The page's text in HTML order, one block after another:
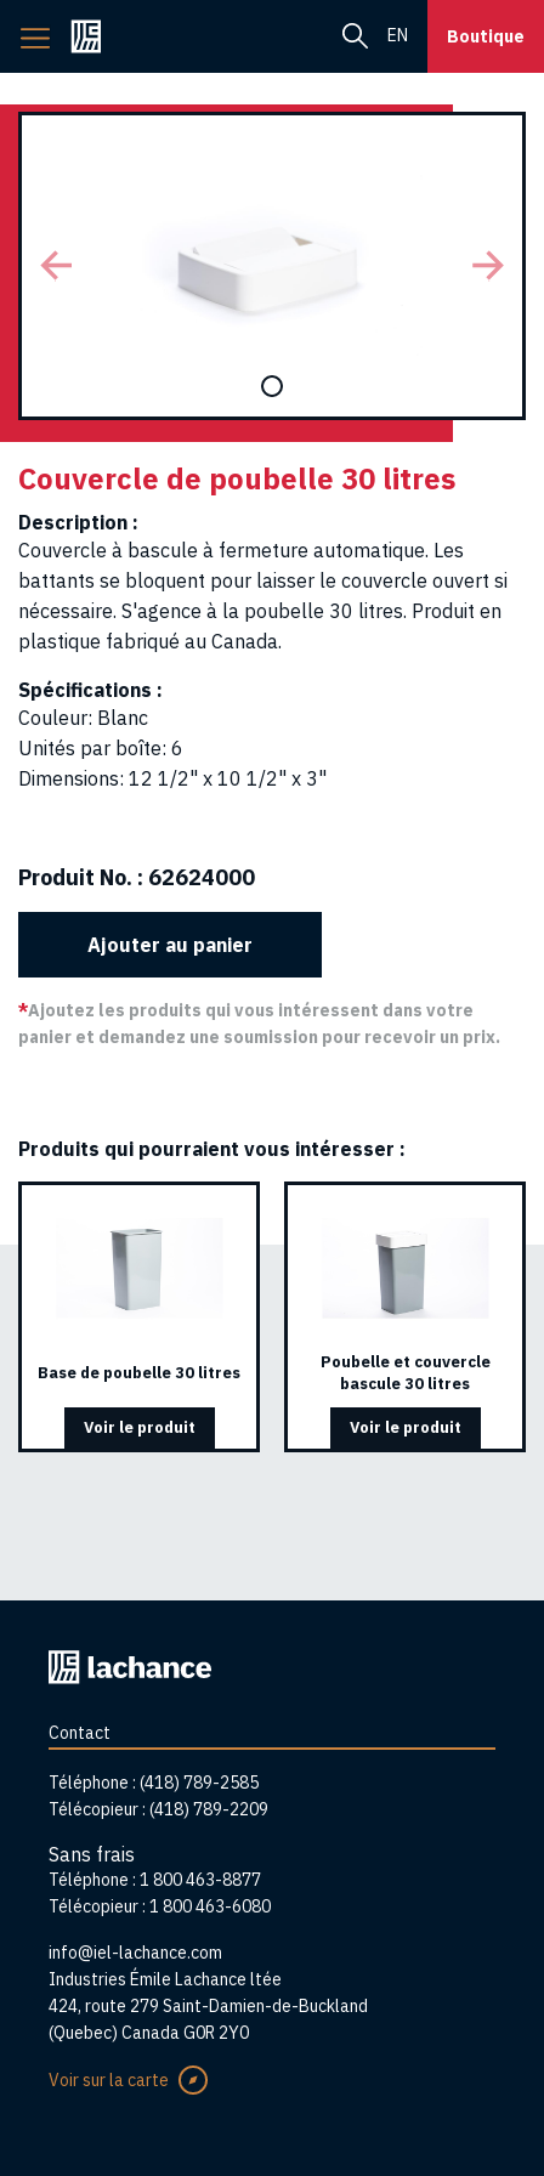
Retourner
à
EN Boutique
Couvercle de poubelle 30 litres
Description :
Couvercle à bascule à fermeture automatique. Les
battants se bloquent pour laisser le couvercle ouvert si
nécessaire. S'agence à la poubelle 30 litres. Produit en
plastique fabriqué au Canada.
Spécifications :
Couleur: Blanc
Unités par boîte: 6
Dimensions: 12 1/2" x 10 1/2" x 3"
Produit No. : 62624000
Ajouter au panier
*Ajoutez les produits qui vous intéressent dans votre
panier et demandez une soumission pour recevoir un prix.
Produits qui pourraient vous intéresser :
Base de poubelle 30 litres
Voir le produit
Poubelle et couvercle
bascule 30 litres
Voir le produit
Retourner
à
Contact
Téléphone : (418) 789-2585
Télécopieur : (418) 789-2209
Sans frais
Téléphone : 1 800 463-8877
Télécopieur : 1 800 463-6080
info@iel-lachance.com
Adresse
Industries Émile Lachance ltée
424, route 279 Saint-Damien-de-Buckland
(Quebec) Canada G0R 2Y0
Voir sur la carte